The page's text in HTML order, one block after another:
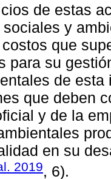
de estas
y
que
para su
de
que deben
y de la
en su
2019, 6).